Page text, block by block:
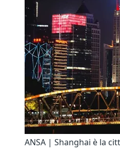
ANSA | Shanghai è la